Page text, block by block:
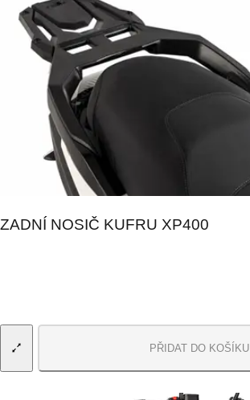
ZADNÍ NOSIČ KUFRU XP400
PŘIDAT DO KOŠÍKU